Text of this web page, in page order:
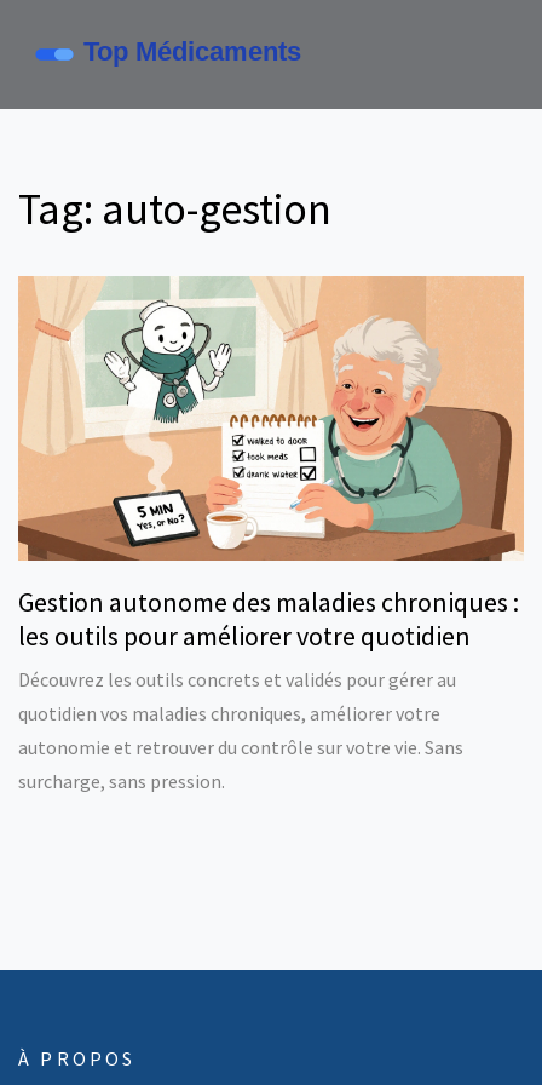
Tag: auto-gestion
Gestion autonome des maladies chroniques :
les outils pour améliorer votre quotidien
Découvrez les outils concrets et validés pour gérer au
quotidien vos maladies chroniques, améliorer votre
autonomie et retrouver du contrôle sur votre vie. Sans
surcharge, sans pression.
À PROPOS